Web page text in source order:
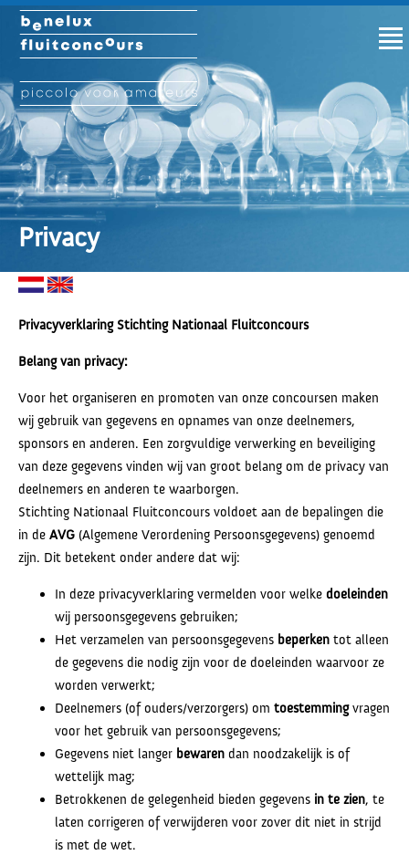
Privacy
Privacyverklaring Stichting Nationaal Fluitconcours
Belang van privacy:
Voor het organiseren en promoten van onze concoursen maken
wij gebruik van gegevens en opnames van onze deelnemers,
sponsors en anderen. Een zorgvuldige verwerking en beveiliging
van deze gegevens vinden wij van groot belang om de privacy van
deelnemers en anderen te waarborgen.
Stichting Nationaal Fluitconcours voldoet aan de bepalingen die
in de AVG (Algemene Verordening Persoonsgegevens) genoemd
zijn. Dit betekent onder andere dat wij:
In deze privacyverklaring vermelden voor welke doeleinden
wij persoonsgegevens gebruiken;
Het verzamelen van persoonsgegevens beperken tot alleen
de gegevens die nodig zijn voor de doeleinden waarvoor ze
worden verwerkt;
Deelnemers (of ouders/verzorgers) om toestemmingvragen
voor het gebruik van persoonsgegevens;
Gegevens niet langer bewaren dan noodzakelijk is of
wettelijk mag;
Betrokkenen de gelegenheid bieden gegevens in te zien, te
laten corrigeren of verwijderen voor zover dit niet in strijd
is met de wet.